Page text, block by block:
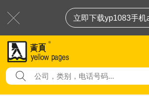
立即下载yp1083手机